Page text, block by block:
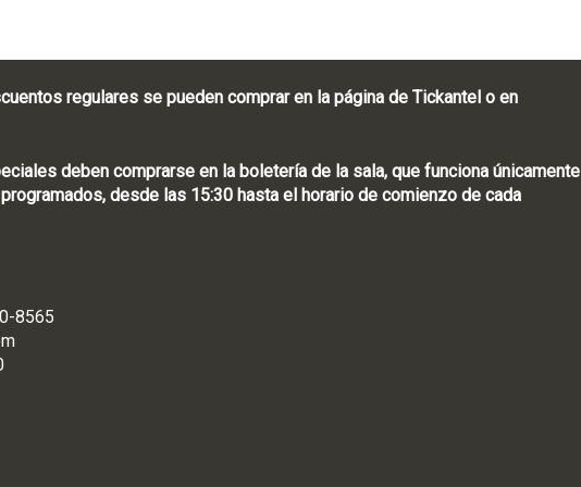
regulares se pueden comprar en la página de Tickantel o en
deben comprarse en la boletería de la sala, que funciona únicamente
desde las 15:30 hasta el horario de comienzo de cada
[598 2] 1950-8565
- Uruguay | CP 11100